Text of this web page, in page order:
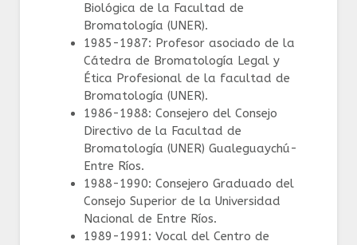
Biológica de la Facultad de
Bromatología (UNER).
1985-1987: Profesor asociado de la
Cátedra de Bromatología Legal y
Ética Profesional de la facultad de
Bromatología (UNER).
1986-1988: Consejero del Consejo
Directivo de la Facultad de
Bromatología (UNER) Gualeguaychú-
Entre Ríos.
1988-1990: Consejero Graduado del
Consejo Superior de la Universidad
Nacional de Entre Ríos.
1989-1991: Vocal del Centro de